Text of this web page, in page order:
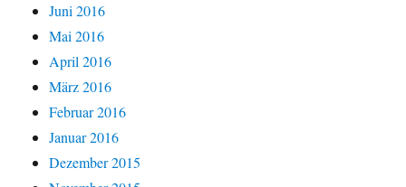
Juni 2016
Mai 2016
April 2016
März 2016
Februar 2016
Januar 2016
Dezember 2015